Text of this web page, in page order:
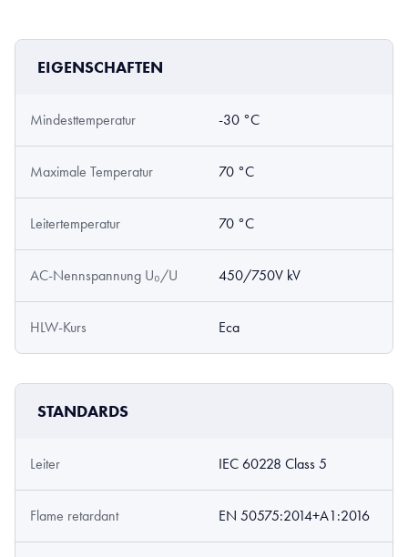
EIGENSCHAFTEN
Mindesttemperatur -30 °C
Maximale Temperatur 70 °C
Leitertemperatur 70 °C
AC-Nennspannung U₀/U 450/750V kV
HLW-Kurs Eca
STANDARDS
Leiter IEC 60228 Class 5
Flame retardant EN 50575:2014+A1:2016